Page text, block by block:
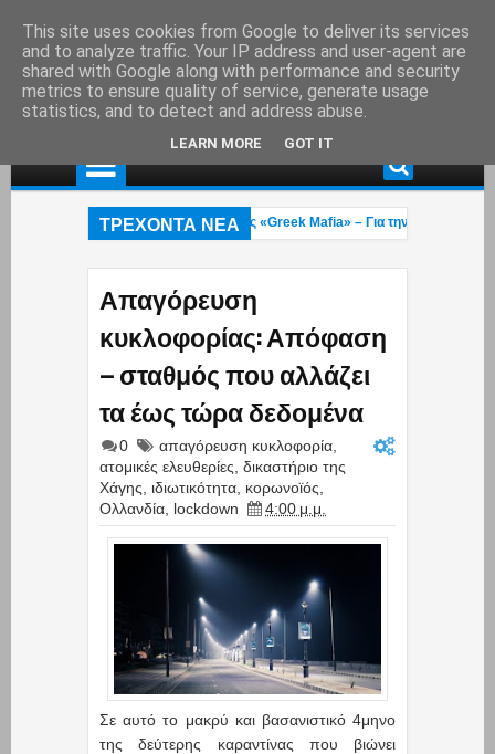
ΤΡΕΧΟΝΤΑ ΝΕΑ
στη Γερμανία εκτελεστής της «Greek Mafia» – Για την δολοφνία
Απαγόρευση
κυκλοφορίας: Απόφαση
– σταθμός που αλλάζει
τα έως τώρα δεδομένα
0 απαγόρευση κυκλοφορία
ατομικές ελευθερίες δικαστήριο της
Χάγης
ιδιωτικότητα κορωνοϊός
Ολλανδία lockdown 4:00 μ.μ.
Σε αυτό το μακρύ και βασανιστικό 4μηνο
της δεύτερης καραντίνας που βιώνει
This site uses cookies from Google to deliver its services
and to analyze traffic. Your IP address and user-agent are
shared with Google along with performance and security
metrics to ensure quality of service, generate usage
statistics, and to detect and address abuse.
LEARN MORE GOT IT